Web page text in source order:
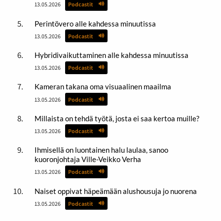
13.05.2026 Podcastit
Perintövero alle kahdessa minuutissa
13.05.2026 Podcastit
Hybridivaikuttaminen alle kahdessa minuutissa
13.05.2026 Podcastit
Kameran takana oma visuaalinen maailma
13.05.2026 Podcastit
Millaista on tehdä työtä, josta ei saa kertoa muille?
13.05.2026 Podcastit
Ihmisellä on luontainen halu laulaa, sanoo
kuoronjohtaja Ville-Veikko Verha
13.05.2026 Podcastit
Naiset oppivat häpeämään alushousuja jo nuorena
13.05.2026 Podcastit